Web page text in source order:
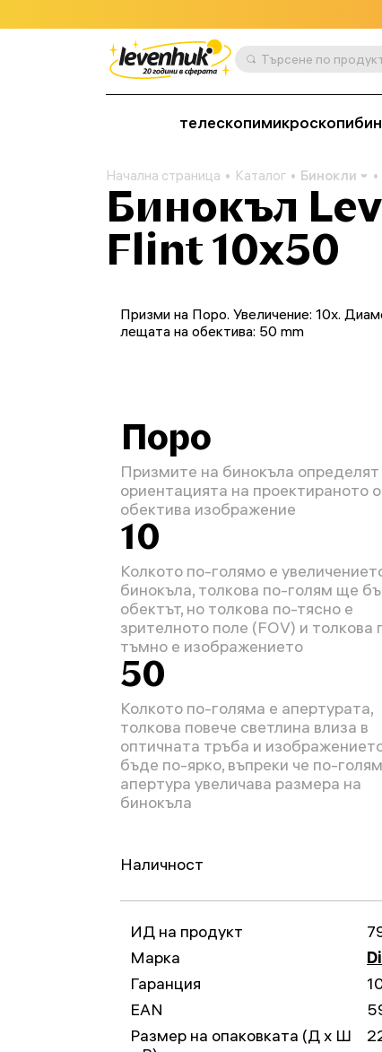
телескопимикроскопи
Начална страница Каталог Бинокли
Бинокъл
Flint 10x50
Призми на Поро. Увеличение: 10x.
лещата на обектива: 50 mm
Поро
Призмите на бинокъла определят
ориентацията на проектираното
обектива изображение
10
Колкото по-голямо е
бинокъла, толкова по-голям ще
обектът, но толкова по-тясно е
зрителното поле (FOV) и толкова
тъмно е изображението
50
Колкото по-голяма е апертурата,
толкова повече светлина влиза в
оптичната тръба и
бъде по-ярко, въпреки че по-
апертура увеличава размера на
бинокъла
Наличност
ИД на продукт
Марка
Гаранция
EAN
Размер на опаковката (Д x Ш